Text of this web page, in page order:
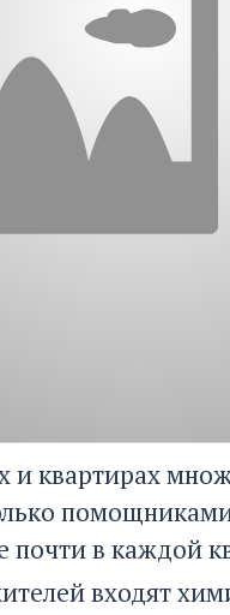
квартирах
в каждой
входят